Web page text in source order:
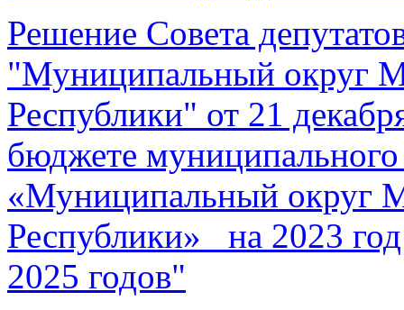
Решение Совета
"Муниципальный округ
Республики" от 21
бюджете
«Муниципальный округ
Республики» на 2023
2025 годов"